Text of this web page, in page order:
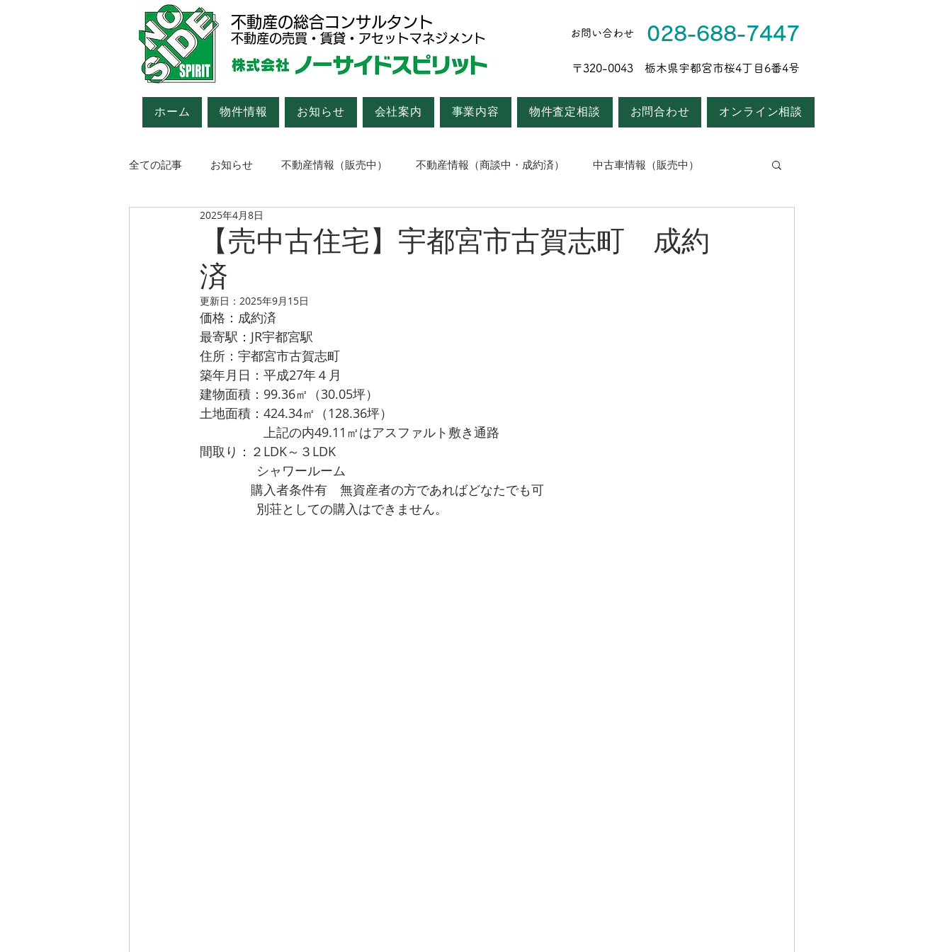
不動産の総合コンサルタント
不動産の売買・賃貸・アセットマネジメント お問い合わせ 028-688-7447
〒320-0043 栃木県宇都宮市桜4丁目6番4号
ホーム 物件情報 お知らせ 会社案内 事業内容 物件査定相談 お問合わせ オンライン相談
全ての記事 お知らせ 不動産情報（販売中） 不動産情報（商談中・成約済） 中古車情報（販売中）
中古車情報（商談中・成約済）
【売中古住宅】宇都宮市古賀志町 成約
済
2025年4月8日
更新日： 2025年9月15日
価格：成約済
最寄駅：JR宇都宮駅
住所：宇都宮市古賀志町
築年月日：平成27年４月
建物面積：99.36㎡（30.05坪）
土地面積：424.34㎡（128.36坪）
上記の内49.11㎡はアスファルト敷き通路
​間取り：２LDK～３LDK
                シャワールーム
購入者条件有　無資産者の方であればどなたでも可
                別荘としての購入はできません。